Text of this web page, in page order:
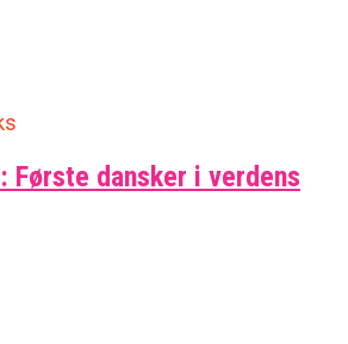
Første dansker i verdens